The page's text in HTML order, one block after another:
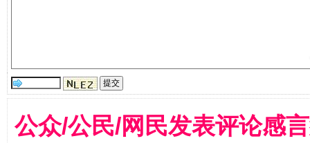
公众/公民/网民发表评论感